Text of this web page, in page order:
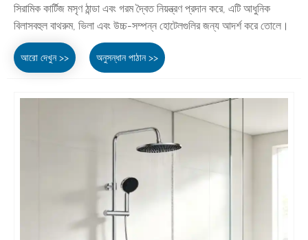
সিরামিক কার্টিজ মসৃণ ঠান্ডা এবং গরম দ্বৈত নিয়ন্ত্রণ প্রদান করে, এটি আধুনিক
বিলাসবহুল বাথরুম, ভিলা এবং উচ্চ-সম্পন্ন হোটেলগুলির জন্য আদর্শ করে তোলে।
আরো দেখুন >> অনুসন্ধান পাঠান >>